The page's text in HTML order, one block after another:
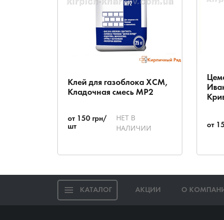
Клей для газоблока ХСМ,
Кладочная смесь МР2
от 150 грн/
шт
НЕТ В
НАЛИЧИИ
от
КАТАЛОГ АКЦИИ О